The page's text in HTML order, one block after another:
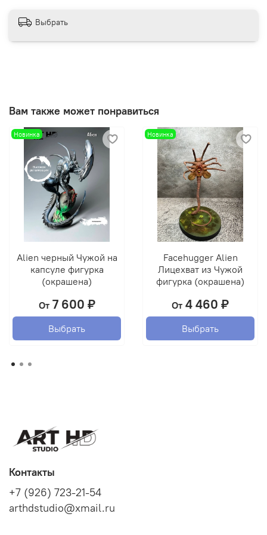
Выбрать
Вам также может понравиться
Новинка
Alien черный Чужой на
капсуле фигурка
(окрашена)
От7 600 ₽
Выбрать
Новинка
Facehugger Alien
Лицехват из Чужой
фигурка (окрашена)
От 4 460 ₽
Выбрать
Контакты
+7 (926) 723-21-54
arthdstudio@xmail.ru